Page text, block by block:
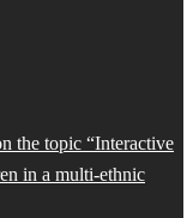
the topic “Interactive
in a multi-ethnic